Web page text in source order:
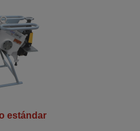
estándar